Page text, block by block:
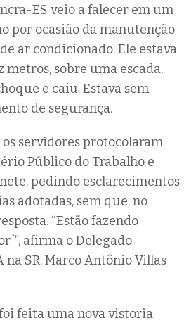
ES veio a falecer em um
por ocasião da manutenção
ar condicionado. Ele estava
metros, sobre uma escada,
e caiu. Estava sem
de segurança.
servidores protocolaram
Público do Trabalho e
pedindo esclarecimentos
adotadas, sem que, no
“Estão fazendo
afirma o Delegado
na SR, Marco Antônio Villas
feita uma nova vistoria